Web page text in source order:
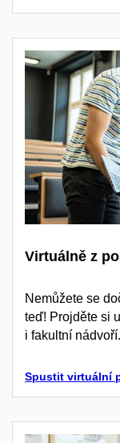
Virtuálně z
Nemůžete se
teď! Projděte si
i fakultní
Spustit virtuální